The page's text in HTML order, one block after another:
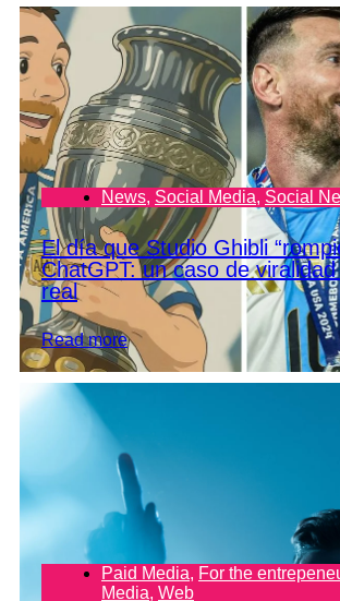
News, Social Media, Social
El día que Studio Ghibli
ChatGPT: un caso de
real
Read more
Paid Media, For the
Media, Web